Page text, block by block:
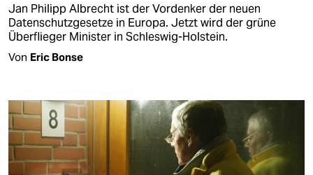
Jan Philipp Albrecht ist der Vordenker der neuen
Datenschutzgesetze in Europa. Jetzt wird der grüne
Überflieger Minister in Schleswig-Holstein.
Von Eric Bonse